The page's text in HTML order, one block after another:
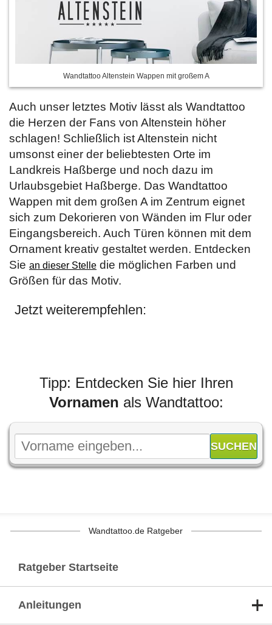
Wandtattoo Altenstein Wappen mit großem A
Auch unser letztes Motiv lässt als Wandtattoo
die Herzen der Fans von Altenstein höher
schlagen! Schließlich ist Altenstein nicht
umsonst einer der beliebtesten Orte im
Landkreis Haßberge und noch dazu im
Urlaubsgebiet Haßberge. Das Wandtattoo
Wappen mit dem großen A im Zentrum eignet
sich zum Dekorieren von Wänden im Flur oder
Eingangsbereich. Auch Türen können mit dem
Ornament kreativ gestaltet werden. Entdecken
Sie an dieser Stelle die möglichen Farben und
Größen für das Motiv.
Jetzt weiterempfehlen:
Tipp: Entdecken Sie hier Ihren
Vornamen als Wandtattoo:
Wandtattoo.de Ratgeber
Ratgeber Startseite
Anleitungen